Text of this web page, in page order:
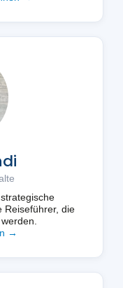
Reiseführer, die
→